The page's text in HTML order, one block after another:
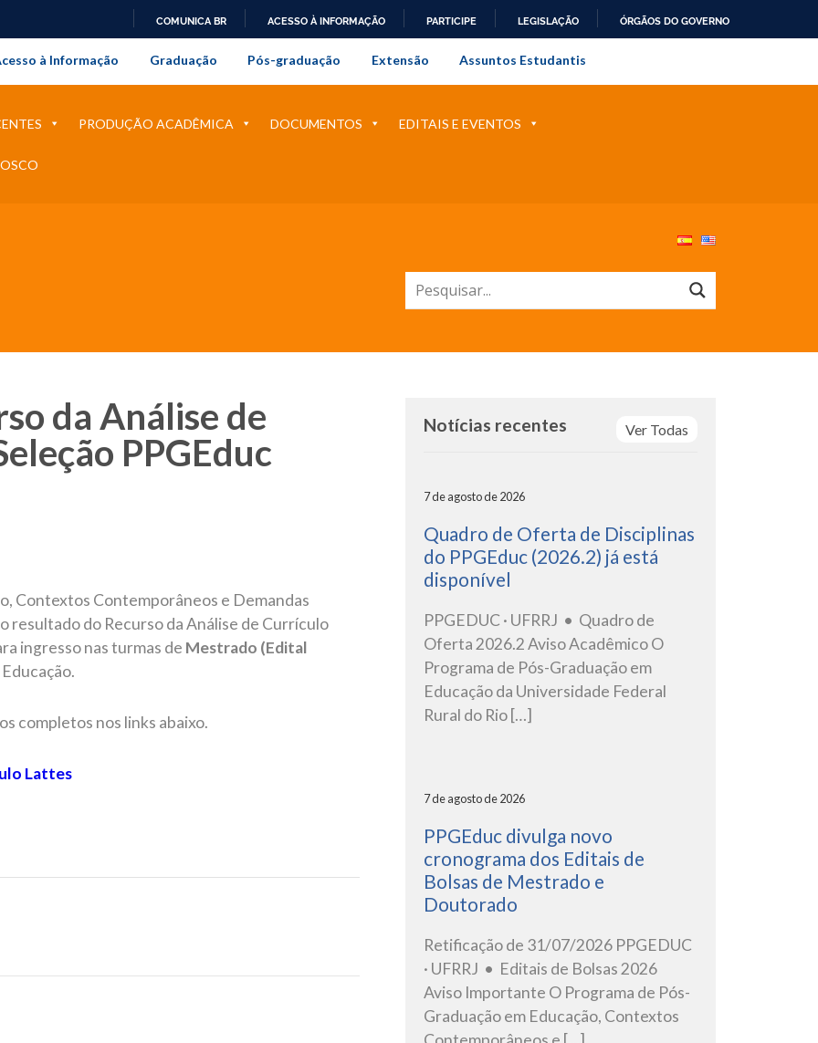
PARA
O
COMUNICA BR ACESSO À INFORMAÇÃO PARTICIPE LEGISLAÇÃO ÓRGÃOS DO GOVERNO
da Universidade Federal Rural do Rio de Janeiro
à Informação Graduação Pós-graduação Extensão Assuntos Estudantis
PRODUÇÃO ACADÊMICA DOCUMENTOS EDITAIS E EVENTOS
da Análise de
PPGEduc
Contextos Contemporâneos e Demandas
resultado do Recurso da Análise de Currículo
ingresso nas turmas de Mestrado (Edital
completos nos links abaixo.
Lattes
Ver Todas
Notícias recentes
7 de agosto de 2026
Quadro de Oferta de Disciplinas
do PPGEduc (2026.2) já está
disponível
PPGEDUC · UFRRJ • Quadro de
Oferta 2026.2 Aviso Acadêmico O
Programa de Pós-Graduação em
Educação da Universidade Federal
Rural do Rio […]
7 de agosto de 2026
PPGEduc divulga novo
cronograma dos Editais de
Bolsas de Mestrado e
Doutorado
Retificação de 31/07/2026 PPGEDUC
· UFRRJ • Editais de Bolsas 2026
Aviso Importante O Programa de Pós-
Graduação em Educação, Contextos